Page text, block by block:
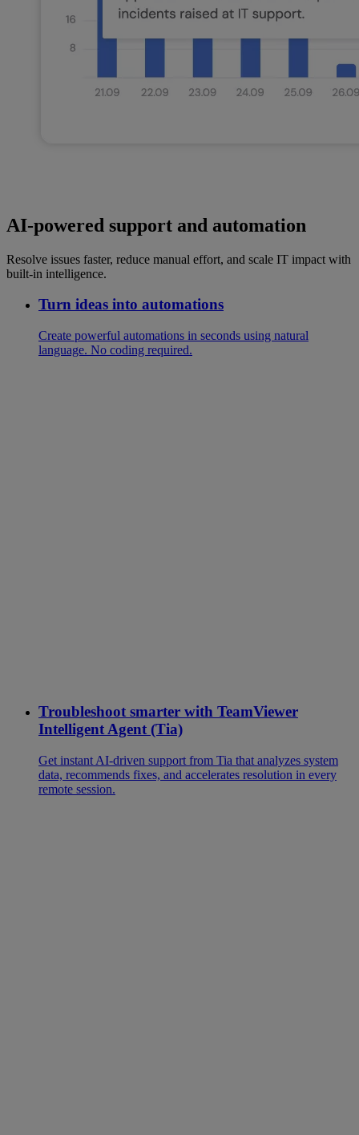
AI-powered support and automation
Resolve issues faster, reduce manual effort, and scale IT impact with
built-in intelligence.
Turn ideas into automations
Create powerful automations in seconds using natural
language. No coding required.
Troubleshoot smarter with TeamViewer
Intelligent Agent (Tia)
Get instant AI-driven support from Tia that analyzes system
data, recommends fixes, and accelerates resolution in every
remote session.